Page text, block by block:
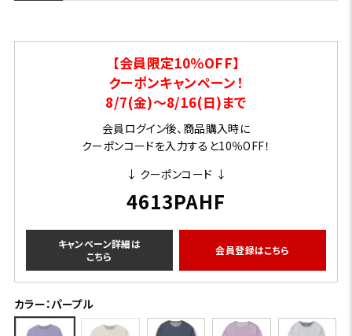
【会員限定10％OFF】
クーポンキャンペーン！
8/7(金)～8/16(日)まで
会員ログイン後、商品購入時に
クーポンコードを入力すると10％OFF！
↓ クーポンコード ↓
4613PAHF
キャンペーン詳細は
こちら
会員登録はこちら
カラー：パープル